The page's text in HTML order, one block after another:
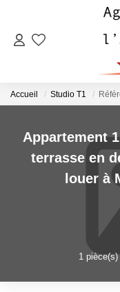
Accueil Studio T1
Appartement
terrasse en
louer à
1 pièce(s)